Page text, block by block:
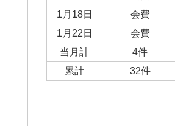
1月18日
会費
1月22日
会費
当月計
4件
累計
32件